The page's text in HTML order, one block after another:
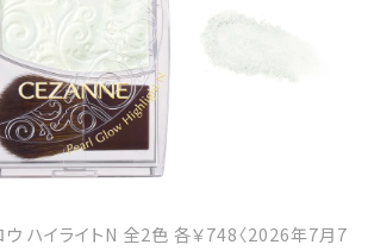
グイン・新規会員登録
ウ ハイライトN 全2色 各￥748〈2026年7月7